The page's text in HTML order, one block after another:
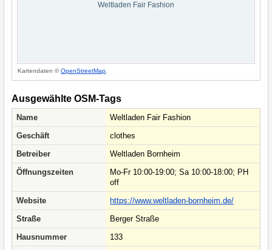
Weltladen Fair Fashion
Kartendaten ©OpenStreetMap
Ausgewählte OSM-Tags
Name
Weltladen Fair Fashion
Geschäft
clothes
Betreiber
Weltladen Bornheim
Öffnungszeiten
Mo-Fr 10:00-19:00; Sa 10:00-18:00; PH
off
Website
https://www.weltladen-bornheim.de/
Straße
Berger Straße
Hausnummer
133